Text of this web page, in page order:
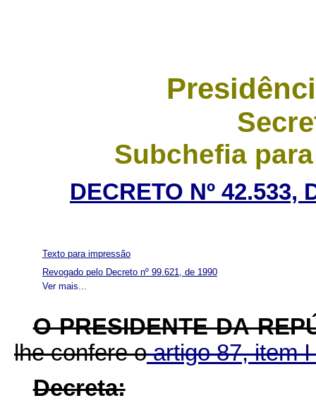
Subchefia
DECRETO Nº 42.533,
Ver mais...
Texto para impressão
Revogado pelo Decreto nº 99.621, de 1990
O PRESIDENTE DA
lhe confere oartigo 87, item
Decreta: